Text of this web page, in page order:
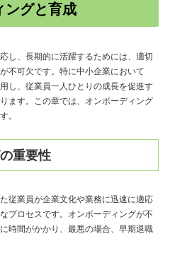
ングと育成
し、長期的に活躍するためには、適切
不可欠です。特に中小企業において
し、従業員一人ひとりの成長を促進す
ます。この章では、オンボーディング
。
重要性
従業員が企業文化や業務に迅速に適応
プロセスです。オンボーディングが不
時間がかかり、最悪の場合、早期退職